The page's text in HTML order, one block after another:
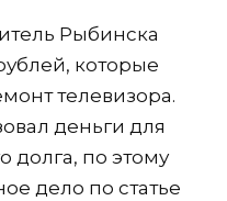
Рыбинска
которые
телевизора.
деньги для
долга, по этому
дело по статье